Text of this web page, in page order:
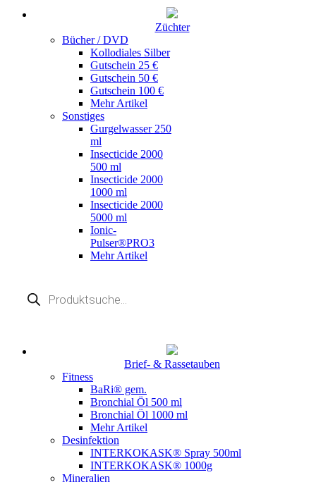
Züchter
Bücher / DVD
Kollodiales Silber
Gutschein 25 €
Gutschein 50 €
Gutschein 100 €
Mehr Artikel
Sonstiges
Gurgelwasser 250
ml
Insecticide 2000
500 ml
Insecticide 2000
1000 ml
Insecticide 2000
5000 ml
Ionic-
Pulser®PRO3
Mehr Artikel
search
Brief- & Rassetauben
Fitness
BaRi® gem.
Bronchial Öl 500 ml
Bronchial Öl 1000 ml
Mehr Artikel
Desinfektion
INTERKOKASK® Spray 500ml
INTERKOKASK® 1000g
Mineralien